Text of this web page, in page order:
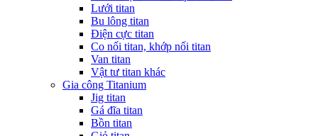
Lưới titan
Bu lông titan
Điện cực titan
Co nối titan, khớp nối titan
Van titan
Vật tư titan khác
Gia công Titanium
Jig titan
Gá đĩa titan
Bồn titan